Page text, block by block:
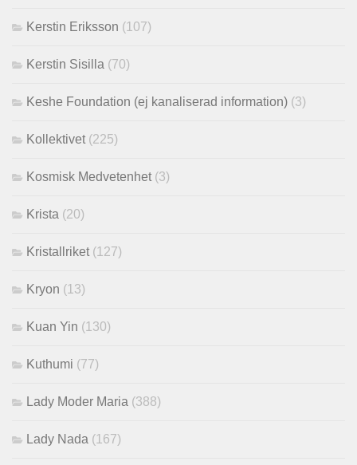
Kerstin Eriksson (107)
Kerstin Sisilla (70)
Keshe Foundation (ej kanaliserad information) (3)
Kollektivet (225)
Kosmisk Medvetenhet (3)
Krista (20)
Kristallriket (127)
Kryon (13)
Kuan Yin (130)
Kuthumi (77)
Lady Moder Maria (388)
Lady Nada (167)